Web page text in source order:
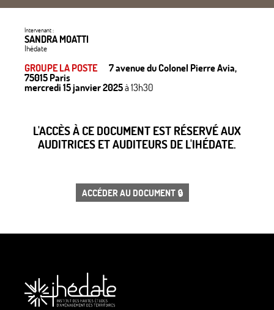
Intervenant :
SANDRA MOATTI
Ihédate
GROUPE LA POSTE 7 avenue du Colonel Pierre Avia,
75015 Paris
mercredi 15 janvier 2025à 13h30
L'ACCÈS À CE DOCUMENT EST RÉSERVÉ AUX
AUDITRICES ET AUDITEURS DE L'IHÉDATE.
ACCÉDER AU DOCUMENT 🔒